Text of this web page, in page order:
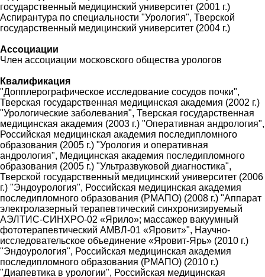
государственный медицинский университет (2001 г.)
Аспирантура по специальности "Урология", Тверской
государственный медицинский университет (2004 г.)
Ассоциации
Член ассоциации московского общества урологов
Квалификация
"Допплерографическое исследование сосудов почки",
Тверская государственная медицинская академия (2002 г.)
"Урологические заболевания", Тверская государственная
медицинская академия (2003 г.) "Оперативная андрология",
Российская медицинская академия последипломного
образования (2005 г.) "Урология и оперативная
андрология", Медицинская академия последипломного
образования (2005 г.) "Ультразвуковой диагностика",
Тверской государственный медицинский университет (2006
г.) "Эндоурология", Российская медицинская академия
последипломного образования (РМАПО) (2008 г.) "Аппарат
электролазерный терапевтический синхронизируемый
АЭЛТИС-СИНХРО-02 «Ярило»; массажер вакуумный
фототерапевтический АМВЛ-01 «Яровит»", Научно-
исследовательское объединение «Яровит-Ярь» (2010 г.)
"Эндоурология", Российская медицинская академия
последипломного образования (РМАПО) (2010 г.)
"Диапевтика в урологии", Российская медицинская